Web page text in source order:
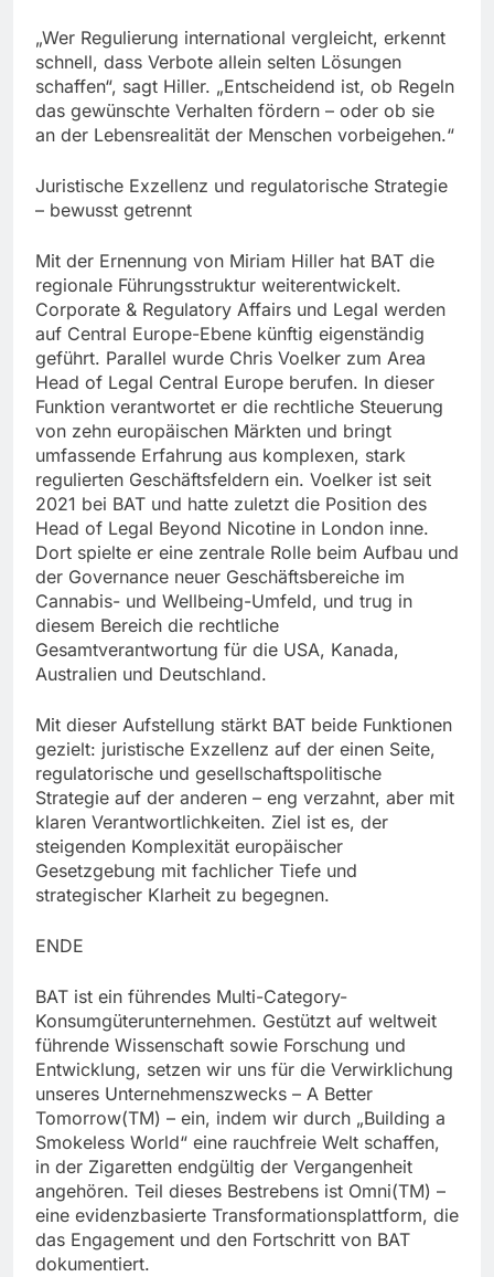
„Wer Regulierung international vergleicht, erkennt
schnell, dass Verbote allein selten Lösungen
schaffen“, sagt Hiller. „Entscheidend ist, ob Regeln
das gewünschte Verhalten fördern – oder ob sie
an der Lebensrealität der Menschen vorbeigehen.“
Juristische Exzellenz und regulatorische Strategie
– bewusst getrennt
Mit der Ernennung von Miriam Hiller hat BAT die
regionale Führungsstruktur weiterentwickelt.
Corporate & Regulatory Affairs und Legal werden
auf Central Europe-Ebene künftig eigenständig
geführt. Parallel wurde Chris Voelker zum Area
Head of Legal Central Europe berufen. In dieser
Funktion verantwortet er die rechtliche Steuerung
von zehn europäischen Märkten und bringt
umfassende Erfahrung aus komplexen, stark
regulierten Geschäftsfeldern ein. Voelker ist seit
2021 bei BAT und hatte zuletzt die Position des
Head of Legal Beyond Nicotine in London inne.
Dort spielte er eine zentrale Rolle beim Aufbau und
der Governance neuer Geschäftsbereiche im
Cannabis- und Wellbeing-Umfeld, und trug in
diesem Bereich die rechtliche
Gesamtverantwortung für die USA, Kanada,
Australien und Deutschland.
Mit dieser Aufstellung stärkt BAT beide Funktionen
gezielt: juristische Exzellenz auf der einen Seite,
regulatorische und gesellschaftspolitische
Strategie auf der anderen – eng verzahnt, aber mit
klaren Verantwortlichkeiten. Ziel ist es, der
steigenden Komplexität europäischer
Gesetzgebung mit fachlicher Tiefe und
strategischer Klarheit zu begegnen.
ENDE
BAT ist ein führendes Multi-Category-
Konsumgüterunternehmen. Gestützt auf weltweit
führende Wissenschaft sowie Forschung und
Entwicklung, setzen wir uns für die Verwirklichung
unseres Unternehmenszwecks – A Better
Tomorrow(TM) – ein, indem wir durch „Building a
Smokeless World“ eine rauchfreie Welt schaffen,
in der Zigaretten endgültig der Vergangenheit
angehören. Teil dieses Bestrebens ist Omni(TM) –
eine evidenzbasierte Transformationsplattform, die
das Engagement und den Fortschritt von BAT
dokumentiert.